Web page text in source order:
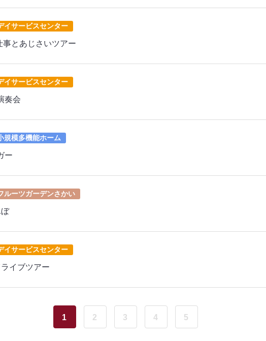
イサービスセンター
事とあじさいツアー
イサービスセンター
奏会
規模多機能ホーム
ー
ルーツガーデンさかい
イサービスセンター
イブツアー
1 2 3 4 5